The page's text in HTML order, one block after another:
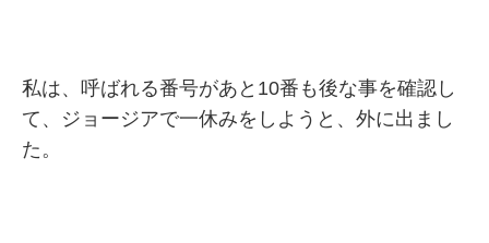
私は、呼ばれる番号があと10番も後な事を確認し
て、ジョージアで一休みをしようと、外に出まし
た。